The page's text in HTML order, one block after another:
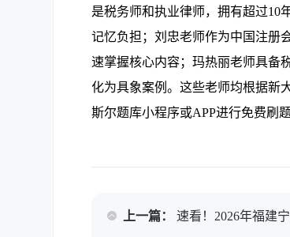
是税务师和执业律师，拥有超过10
记忆负担；刘忠老师作为中国注册
速掌握核心内容；玛热丽老师具备
化为具象案例。这些老师均根据新
斯尔题库小程序或APP进行免费刷
上一篇： 速看！2026年福建